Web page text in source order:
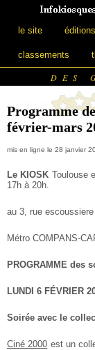
le site
classements
DES
Programme
février-mars
mis en ligne le 28 janvier
Le KIOSK Toulouse
17h à 20h.
au 3, rue escoussiere
Métro COMPANS-
PROGRAMME des
LUNDI 6 FÉVRIER
Soirée avec le
Ciné 2000 est un